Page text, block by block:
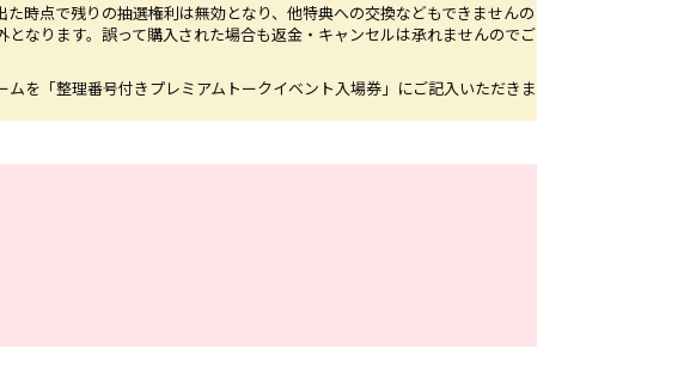
時点で残りの抽選権利は無効となり、他特典への交換などもできませんの
なります。誤って購入された場合も返金・キャンセルは承れませんのでご
を「整理番号付きプレミアムトークイベント入場券」にご記入いただきま